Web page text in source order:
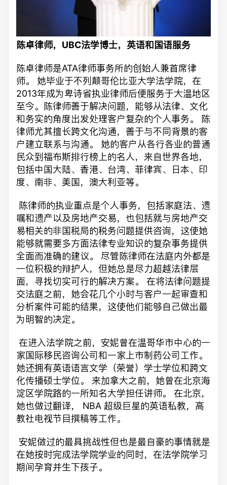
陈卓律师， UBC法学博士，英语和国语服务
陈卓律师是ATA律师事务所的创始人兼首席律
师。 她毕业于不列颠哥伦比亚大学法学院，在
2013年成为卑诗省执业律师后便服务于大温地区
至今。陈律师善于解决问题，能够从法律、文化
和务实的角度出发处理客户复杂的个人事务。 陈
律师尤其擅长跨文化沟通，善于与不同背景的客
户建立联系与沟通。 她的客户从各行各业的普通
民众到福布斯排行榜上的名人，来自世界各地，
包括中国大陆、香港、台湾、菲律宾、日本、印
度、南非、美国，澳大利亚等。
陈律师的执业重点是个人事务，包括家庭法、遗
嘱和遗产以及房地产交易，也包括就与房地产交
易相关的非国税局的税务问题提供咨询，这使她
能够就需要多方面法律专业知识的复杂事务提供
全面而准确的建议。 尽管陈律师在法庭内外都是
一位积极的辩护人，但她总是尽力超越法律层
面，寻找切实可行的解决方案。 在将法律问题提
交法庭之前，她会花几个小时与客户一起审查和
分析案件可能的结果，这使他们能够自己做出最
为明智的决定。
在进入法学院之前，安妮曾在温哥华市中心的一
家国际移民咨询公司和一家上市制药公司工作。
她还拥有英语语言文学（荣誉）学士学位和跨文
化传播硕士学位。 来加拿大之前，她曾在北京海
淀区学院路的一所知名大学担任讲师。 在北京，
她也做过翻译， NBA 超级巨星的英语私教，高
教社电视节目撰稿等工作。
安妮做过的最具挑战性但也是最自豪的事情就是
在她按时完成法学院学业的同时，在法学院学习
期间孕育并生下孩子。